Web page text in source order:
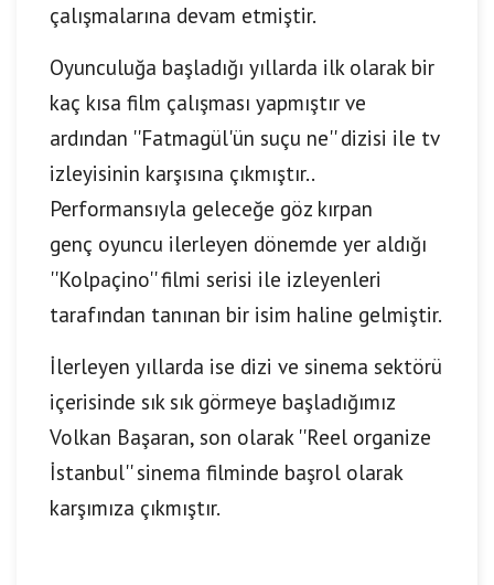
çalışmalarına devam etmiştir.
Oyunculuğa başladığı yıllarda ilk olarak bir
kaç kısa film çalışması yapmıştır ve
ardından ''Fatmagül'ün suçu ne'' dizisi ile tv
izleyisinin karşısına çıkmıştır..
Performansıyla geleceğe göz kırpan
genç oyuncu ilerleyen dönemde yer aldığı
''Kolpaçino'' filmi serisi ile izleyenleri
tarafından tanınan bir isim haline gelmiştir.
İlerleyen yıllarda ise dizi ve sinema sektörü
içerisinde sık sık görmeye başladığımız
Volkan Başaran, son olarak ''Reel organize
İstanbul'' sinema filminde başrol olarak
karşımıza çıkmıştır.